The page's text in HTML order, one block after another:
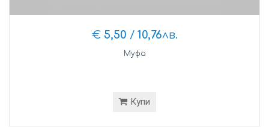
€ 5,50 / 10,76лв.
Муфа
Купи